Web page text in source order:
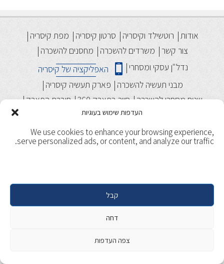
העדפות שימוש בעוגיות
We use cookies to enhance your browsing experience,
serve personalized ads, or content, and analyze our traffic.
קבל
דחה
צפה העדפות
אודות רוטשילד וקיסריה סרטון קיסריה
מפת קיסריה
צור קשר
משרדים להשכרה
מחסנים להשכרה
נדל"ן עסקי ומסחרי
האפליקציה של קיסריה
מבני תעשיה להשכרה
פארק תעשיה קיסריה
שטח מסחרי להשכרה סיור בפארק 360 חוברת הפארק
תנאי שימוש מדיניות ופרטיות
Copyright 2017, Caesarea. All rights reserved. | Designed &